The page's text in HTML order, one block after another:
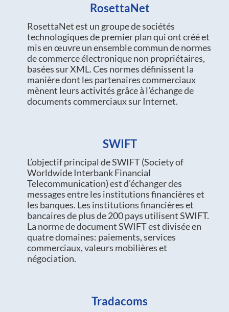
RosettaNet
RosettaNet est un groupe de sociétés
technologiques de premier plan qui ont créé et
mis en œuvre un ensemble commun de normes
de commerce électronique non propriétaires,
basées sur XML. Ces normes définissent la
manière dont les partenaires commerciaux
mènent leurs activités grâce à l’échange de
documents commerciaux sur Internet.
SWIFT
L’objectif principal de SWIFT (Society of
Worldwide Interbank Financial
Telecommunication) est d’échanger des
messages entre les institutions financières et
les banques. Les institutions financières et
bancaires de plus de 200 pays utilisent SWIFT.
La norme de document SWIFT est divisée en
quatre domaines: paiements, services
commerciaux, valeurs mobilières et
négociation.
Tradacoms